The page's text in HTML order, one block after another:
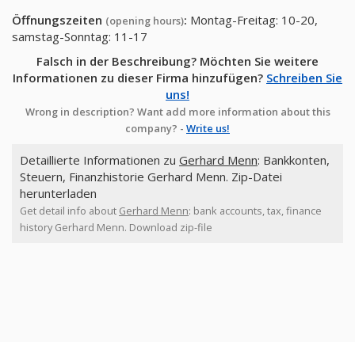
Öffnungszeiten (opening hours): Montag-Freitag: 10-20,
samstag-Sonntag: 11-17
Falsch in der Beschreibung? Möchten Sie weitere
Informationen zu dieser Firma hinzufügen? Schreiben Sie
uns!
Wrong in description? Want add more information about this
company? - Write us!
Detaillierte Informationen zu Gerhard Menn: Bankkonten,
Steuern, Finanzhistorie Gerhard Menn. Zip-Datei
herunterladen
Get detail info about Gerhard Menn: bank accounts, tax, finance
history Gerhard Menn. Download zip-file